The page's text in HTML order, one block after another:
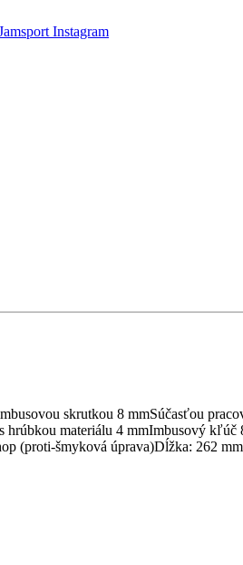
skrutkou 8 mmSúčasťou
hrúbkou materiálu 4 mmImbusový
(proti-šmyková úprava)Dĺžka: 262